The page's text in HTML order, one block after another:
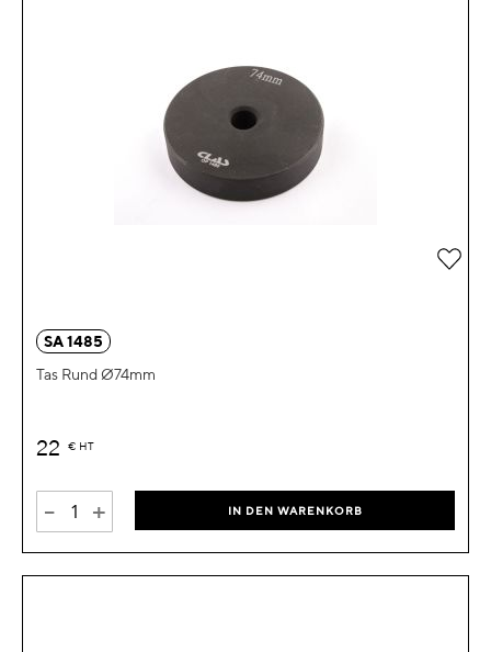
SA 1485
Tas Rund Ø74mm
22 € HT
- + IN DEN WARENKORB
Zur